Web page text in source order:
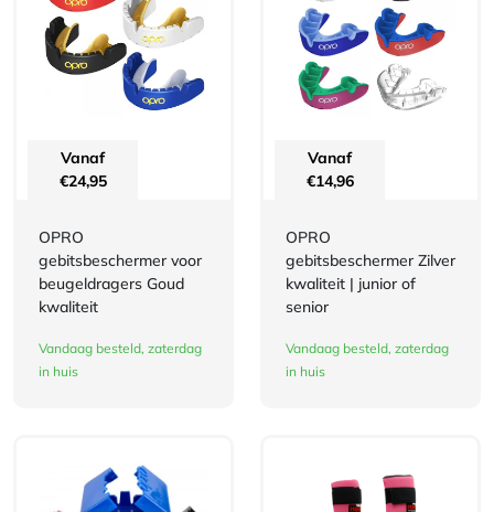
Vanaf
€24,95
OPRO
gebitsbeschermer voor
beugeldragers Goud
kwaliteit
Vandaag besteld, zaterdag
in huis
Vanaf
€14,96
OPRO
gebitsbeschermer Zilver
kwaliteit | junior of
senior
Vandaag besteld, zaterdag
in huis